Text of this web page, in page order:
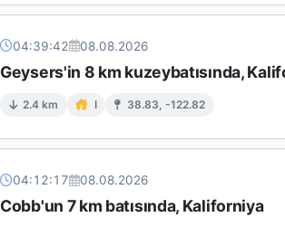
04:39:42 08.08.2026
Geysers'in 8 km kuzeybatısında,
2.4 km I 38.83, -122.82
04:12:17 08.08.2026
Cobb'un 7 km batısında, Kaliforniya